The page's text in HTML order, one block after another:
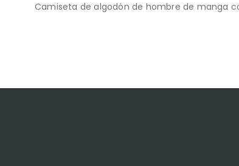
Camiseta de algodón de hombre de manga